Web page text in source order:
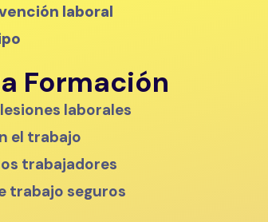
laboral
Formación
laborales
el trabajo
trabajadores
trabajo seguros